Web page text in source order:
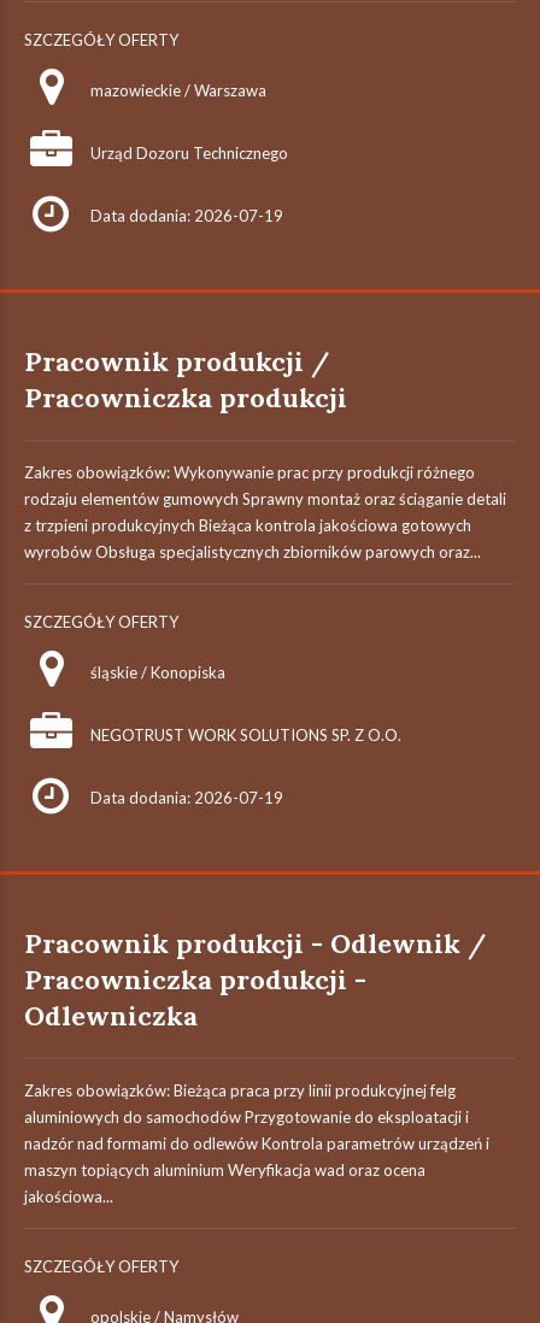
SZCZEGÓŁY OFERTY
mazowieckie / Warszawa
Urząd Dozoru Technicznego
Data dodania: 2026-07-19
Pracownik produkcji /
Pracowniczka produkcji
Zakres obowiązków: Wykonywanie prac przy produkcji różnego
rodzaju elementów gumowych Sprawny montaż oraz ściąganie detali
z trzpieni produkcyjnych Bieżąca kontrola jakościowa gotowych
wyrobów Obsługa specjalistycznych zbiorników parowych oraz...
SZCZEGÓŁY OFERTY
śląskie / Konopiska
NEGOTRUST WORK SOLUTIONS SP. Z O.O.
Data dodania: 2026-07-19
Pracownik produkcji - Odlewnik /
Pracowniczka produkcji -
Odlewniczka
Zakres obowiązków: Bieżąca praca przy linii produkcyjnej felg
aluminiowych do samochodów Przygotowanie do eksploatacji i
nadzór nad formami do odlewów Kontrola parametrów urządzeń i
maszyn topiących aluminium Weryfikacja wad oraz ocena
jakościowa...
SZCZEGÓŁY OFERTY
opolskie / Namysłów